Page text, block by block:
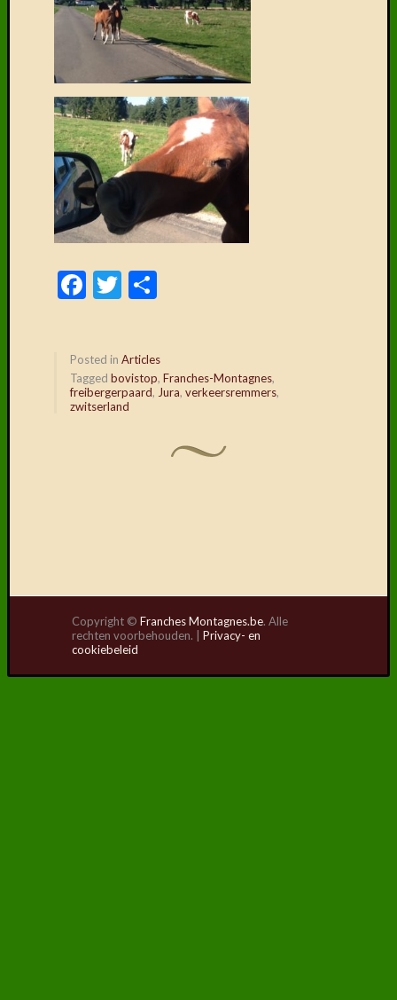
Facebook
Twitter
Posted in Articles
Tagged bovistop, Franches-Montagnes,
freibergerpaard, Jura, verkeersremmers,
zwitserland
Copyright © Franches Montagnes.be. Alle
rechten voorbehouden. | Privacy- en
cookiebeleid